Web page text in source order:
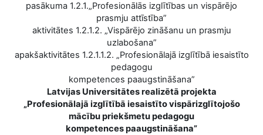
pasākuma 1.2.1.„Profesionālās izglītības un vispārējo
prasmju attīstība”
aktivitātes 1.2.1.2. „Vispārējo zināšanu un prasmju
uzlabošana”
apakšaktivitātes 1.2.1.1.2. „Profesionālajā izglītībā iesaistīto
pedagogu
kompetences paaugstināšana”
Latvijas Universitātes realizētā projekta
„Profesionālajā izglītībā iesaistīto vispārizglītojošo
mācību priekšmetu pedagogu
kompetences paaugstināšana”